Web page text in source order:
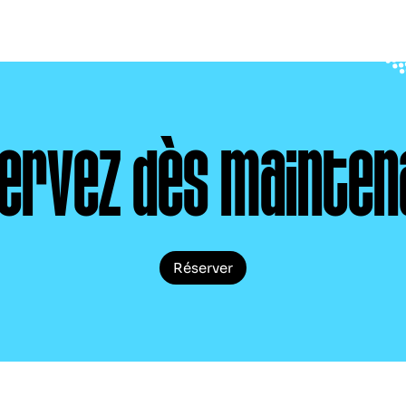
dès
Réserver